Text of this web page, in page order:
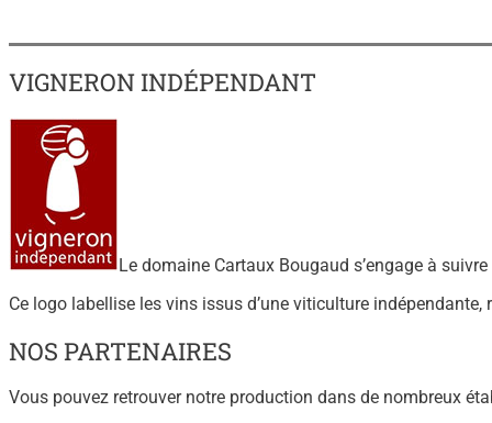
VIGNERON INDÉPENDANT
Le domaine Cartaux Bougaud s’engage à
Ce logo labellise les vins issus d’une viticulture
NOS PARTENAIRES
Vous pouvez retrouver notre production dans de nombreux